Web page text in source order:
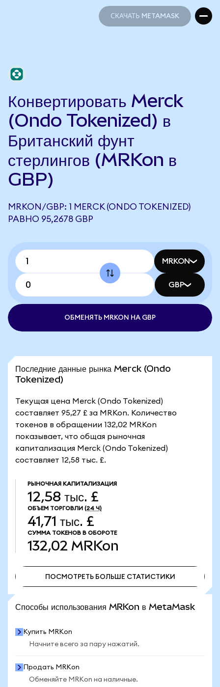
СКАЧАТЬ METAMASK
Конвертировать Merck
(Ondo Tokenized) в
Британский фунт
стерлингов (MRKon в
GBP)
MRKON/GBP: 1 MERCK (ONDO TOKENIZED)
РАВНО 95,2678 GBP
MRKON
GBP
ОБМЕНЯТЬ MRKON НА GBP
Последние данные рынка Merck (Ondo
Tokenized)
Текущая цена Merck (Ondo Tokenized)
составляет 95,27 £ за MRKon. Количество
токенов в обращении 132,02 MRKon
показывает, что общая рыночная
капитализация Merck (Ondo Tokenized)
составляет 12,58 тыс. £.
РЫНОЧНАЯ КАПИТАЛИЗАЦИЯ
12,58 тыс. £
ОБЪЕМ ТОРГОВЛИ (24 Ч)
41,71 тыс. £
СУММА ТОКЕНОВ В ОБОРОТЕ
132,02 MRKon
ПОСМОТРЕТЬ БОЛЬШЕ СТАТИСТИКИ
Способы использования MRKon в MetaMask
Купить MRKon
Начните всего за пару нажатий.
Продать MRKon
Обменяйте MRKon на наличные.